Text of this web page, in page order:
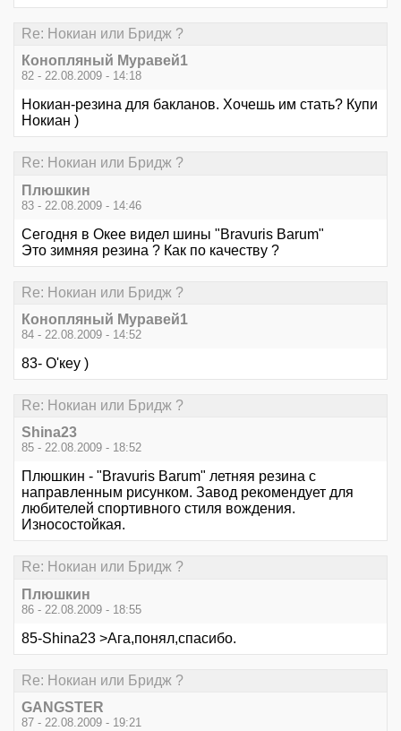
Re: Нокиан или Бридж ?
Конопляный Муравей1
82 - 22.08.2009 - 14:18
Нокиан-резина для бакланов. Хочешь им стать? Купи
Нокиан )
Re: Нокиан или Бридж ?
Плюшкин
83 - 22.08.2009 - 14:46
Сегодня в Окее видел шины "Bravuris Barum"
Это зимняя резина ? Как по качеству ?
Re: Нокиан или Бридж ?
Конопляный Муравей1
84 - 22.08.2009 - 14:52
83- О'кеу )
Re: Нокиан или Бридж ?
Shina23
85 - 22.08.2009 - 18:52
Плюшкин - "Bravuris Barum" летняя резина с
направленным рисунком. Завод рекомендует для
любителей спортивного стиля вождения.
Износостойкая.
Re: Нокиан или Бридж ?
Плюшкин
86 - 22.08.2009 - 18:55
85-Shina23 >Ага,понял,спасибо.
Re: Нокиан или Бридж ?
GANGSTER
87 - 22.08.2009 - 19:21